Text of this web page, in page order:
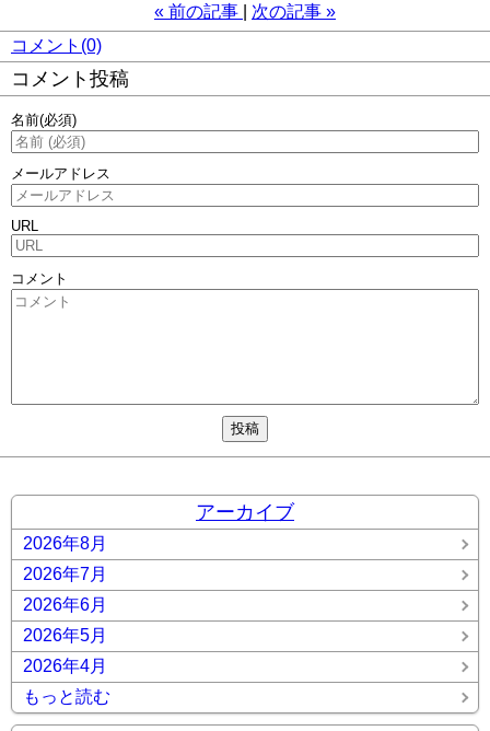
« 前の記事 次の記事 »
コメント(0)
コメント投稿
名前(必須)
メールアドレス
URL
コメント
アーカイブ
2026年8月
2026年7月
2026年6月
2026年5月
2026年4月
もっと読む